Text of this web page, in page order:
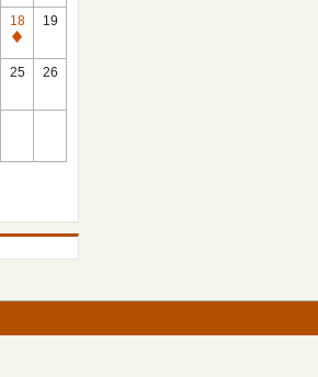
18
休
館
19
25 26